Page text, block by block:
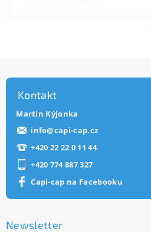
Kontakt
Martin Kýjonka
info@capi-cap.cz
+420 22 22 0 11 44
+420 774 887 327
Capi-cap na Facebooku
Newsletter